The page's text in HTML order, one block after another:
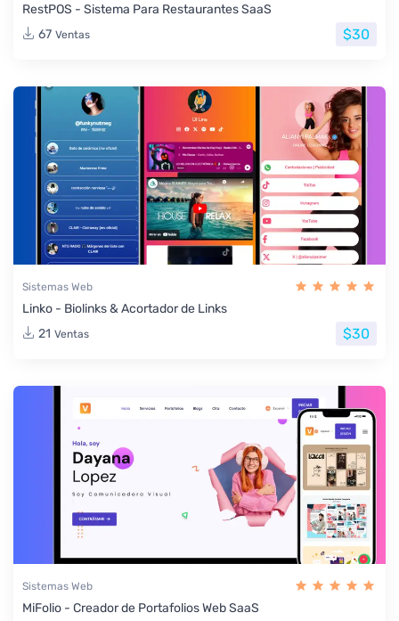
RestPOS - Sistema Para Restaurantes SaaS
67 Ventas $30
Sistemas Web
Linko - Biolinks & Acortador de Links
21 Ventas $30
Sistemas Web
MiFolio - Creador de Portafolios Web SaaS